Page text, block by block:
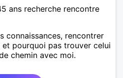
ans recherche rencontre
connaissances, rencontrer
et pourquoi pas trouver celui
chemin avec moi.